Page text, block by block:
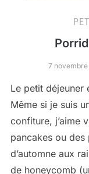
7 novembre
Le petit déjeuner
Même si je suis
confiture, j’aime
pancakes ou des
d’automne aux
de honeycomb